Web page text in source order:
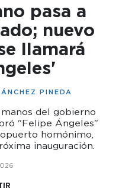
pasa a
nuevo
llamará
PINEDA
del gobierno
"Felipe Ángeles"
homónimo,
inauguración.